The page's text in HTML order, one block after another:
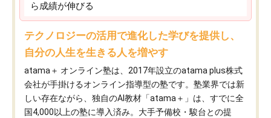
ら成績が伸びる
テクノロジーの活用で進化した学びを提供し、
自分の人生を生きる人を増やす
atama＋ オンライン塾は、2017年設立のatama plus株式
会社が手掛けるオンライン指導型の塾です。塾業界では新
しい存在ながら、独自のAI教材「atama＋」は、すでに全
国4,000以上の塾に導入済み。大手予備校・駿台との提